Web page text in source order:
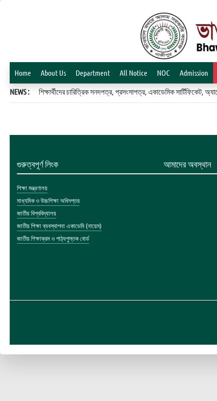
Home About Us Department All Notice NOC Admission
NEWS : শিক্ষার্থীদের চারিত্রিক সনদপত্র, প্রসংসাপত্র, একাডেমিক
গুরুত্বপূর্ণ লিংক
শিক্ষা মন্ত্রণালয়
মাধ্যমিক ও উচ্চশিক্ষা অধিদপ্তর
জাতীয় বিশ্ববিদ্যালয়
জাতীয় শিক্ষা ব্যবস্থাপনা একাডেমি (নায়েম)
জাতীয় শিক্ষাক্রম ও পাঠ্যপুস্তক বোর্ড
আমাদের অবস্থান